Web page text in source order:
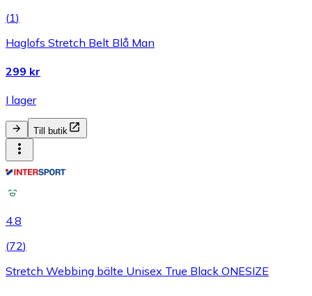
(1)
Haglofs Stretch Belt Blå Man
299 kr
I lager
Till butik
4.8
(72)
Stretch Webbing bälte Unisex True Black ONESIZE